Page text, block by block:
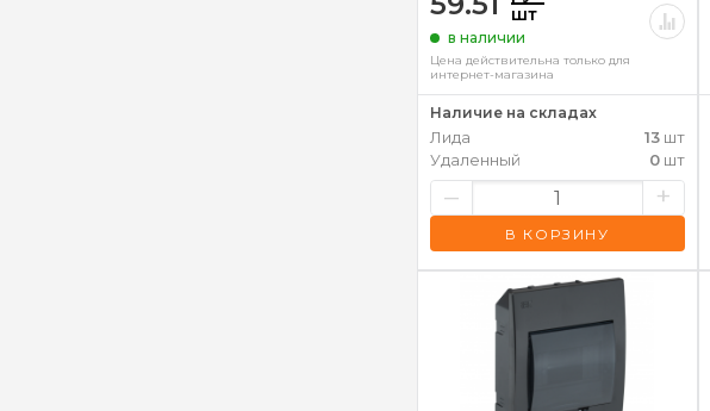
шт
в наличии
Цена действительна только для
интернет-магазина
Наличие на складах
Лида 13шт
Удаленный
0шт
– +
В КОРЗИНУ